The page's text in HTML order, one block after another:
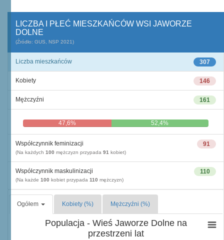
LICZBA I PŁEĆ MIESZKAŃCÓW WSI JAWORZE
DOLNE
(Źródło: GUS, NSP 2021)
307
Liczba mieszkańców
146
Kobiety
161
Mężczyźni
47,6% 52,4%
91
Współczynnik feminizacji
(Na każdych 100 mężczyzn przypada 91 kobiet)
110
Współczynnik maskulinizacji
(Na każde 100 kobiet przypada 110 mężczyzn)
Ogółem Kobiety (%) Mężczyźni (%)
Populacja - Wieś Jaworze Dolne na
przestrzeni lat